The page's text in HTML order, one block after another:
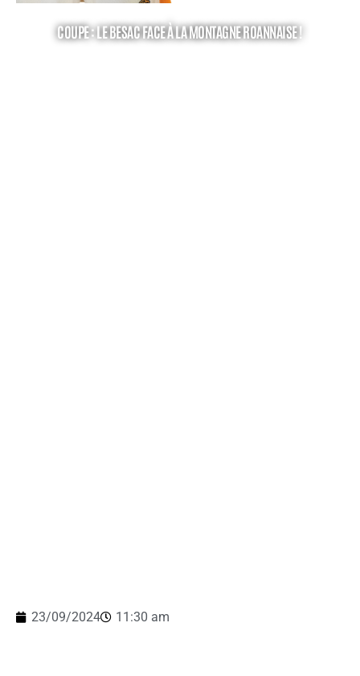
COUPE : LE BESAC FACE À LA MONTAGNE ROANNAISE !
23/09/2024 11:30 am